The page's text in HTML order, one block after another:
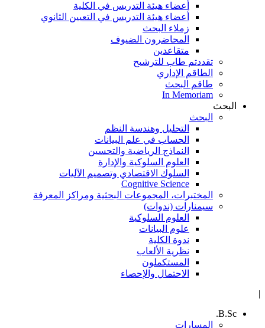
أعضاء هيئة التدريس في الكلية
أعضاء هيئة التدريس في التعيين الثانوي
زملاء البحث
المحاضرون الضيوف
متقاعدين
تقددتم طاب للترشىح
الطاقم الإداري
طاقم البحث
In Memoriam
البحث
البحث
التحليل وهندسة النظم
الحساب في علم البيانات
النماذج الرياضية والتحسين
العلوم السلوكية والإدارة
السلوك الاقتصادي وتصميم الآليات
Cognitive Science
المختبرات، المجموعات البحثية ومراكز المعرفة
سيمنارات (ندوات)
العلوم السلوكية
علوم البيانات
ندوة الكلية
نظرية الألعاب
المستكملون
الاحتمال والإحصاء
|
B.Sc.
المسارات